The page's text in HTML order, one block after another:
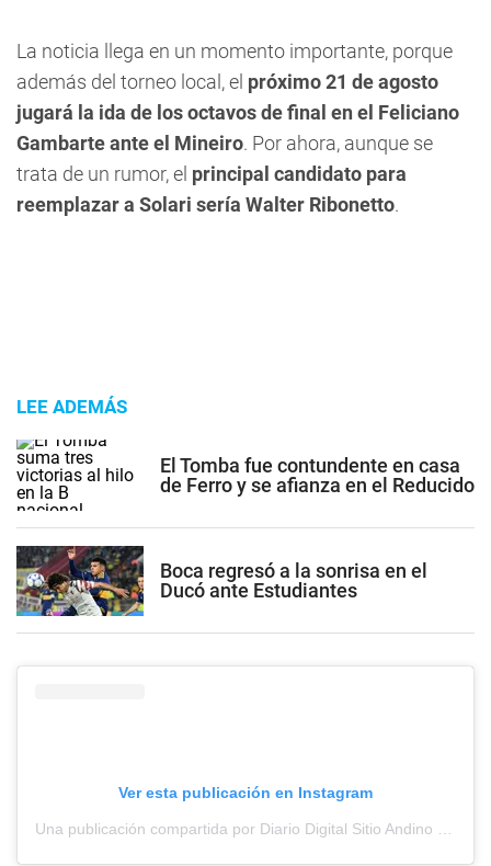
La noticia llega en un momento importante, porque
además del torneo local, el próximo 21 de agosto
jugará la ida de los octavos de final en el Feliciano
Gambarte ante el Mineiro. Por ahora, aunque se
trata de un rumor, el principal candidato para
reemplazar a Solari sería Walter Ribonetto.
LEE ADEMÁS
El Tomba fue contundente en casa
de Ferro y se afianza en el Reducido
Boca regresó a la sonrisa en el
Ducó ante Estudiantes
Ver esta publicación en Instagram